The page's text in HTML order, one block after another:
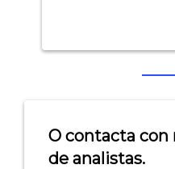
- Encuestas de NPS
O contacta
de analistas.